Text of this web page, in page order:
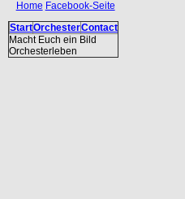
Home Facebook-Seite
StartOrchesterContact
Macht Euch ein Bild
Orchesterleben